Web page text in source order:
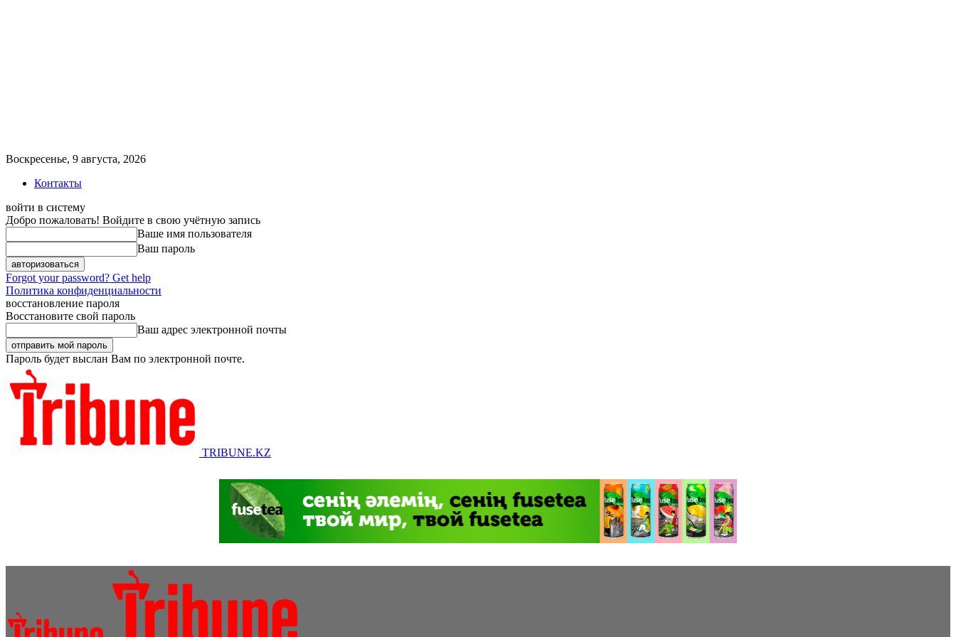
Воскресенье, 9 августа, 2026
Контакты
войти в систему
Добро пожаловать! Войдите в свою учётную запись
Ваше имя пользователя
Ваш пароль
Forgot your password? Get help
Политика конфиденциальности
восстановление пароля
Восстановите свой пароль
Ваш адрес электронной почты
Пароль будет выслан Вам по электронной почте.
TRIBUNE.KZ